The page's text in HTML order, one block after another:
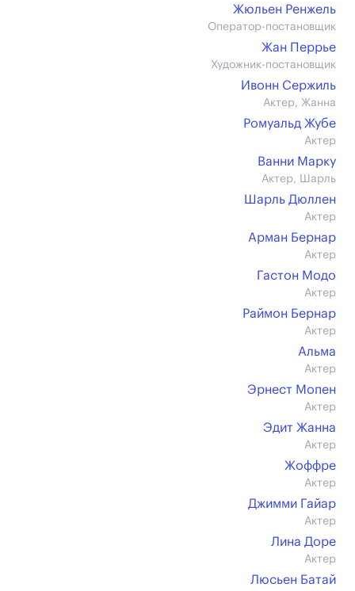
Жюльен Ренжель
Оператор-постановщик
Жан Перрье
Художник-постановщик
Ивонн Сержиль
Актер, Жанна
Ромуальд Жубе
Актер
Ванни Марку
Актер, Шарль
Шарль Дюллен
Актер
Арман Бернар
Актер
Гастон Модо
Актер
Раймон Бернар
Актер
Альма
Актер
Эрнест Мопен
Актер
Эдит Жанна
Актер
Жоффре
Актер
Джимми Гайар
Актер
Лина Доре
Актер
Люсьен Батай